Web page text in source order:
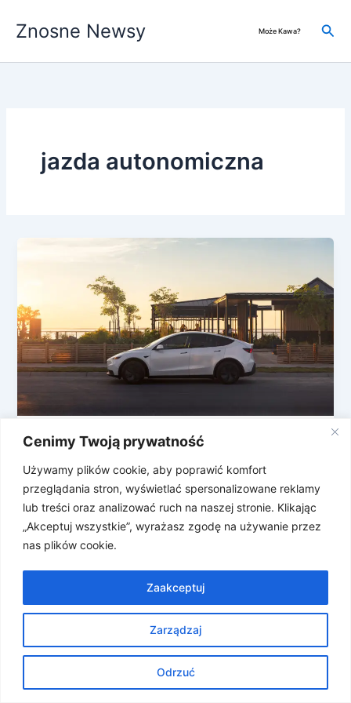
Cenimy Twoją prywatność
Używamy plików cookie, aby poprawić komfort
przeglądania stron, wyświetlać spersonalizowane reklamy
lub treści oraz analizować ruch na naszej stronie. Klikając
„Akceptuj wszystkie”, wyrażasz zgodę na używanie przez
nas plików cookie.
Zarządzaj
Odrzuć
Zaakceptuj
Znosne Newsy Może Kawa?
jazda autonomiczna
Zapłać Muskowi na Walentynki
Gdybym pokusiła się o zrobienie sondy ulicznej i
zapytała paru przechodniów o pierwsze skojarzenia
z marką Tesla, strzelam, że otrzymałabym […]
Prawa autorskie © 2026 Znosne Newsy | Obsługiwane przez
Motyw Astra WordPress